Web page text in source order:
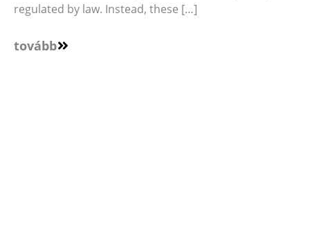
regulated by law. Instead, these […]
tovább